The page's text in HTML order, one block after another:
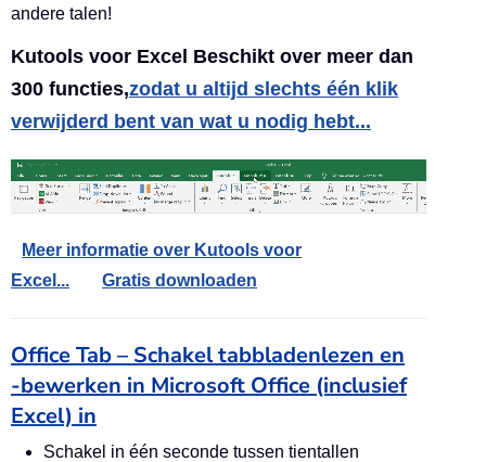
andere talen!
Kutools voor Excel Beschikt over meer dan
300 functies,zodat u altijd slechts één klik
verwijderd bent van wat u nodig hebt...
Meer informatie over Kutools voor
Excel...
Gratis downloaden
Office Tab – Schakel tabbladenlezen en
-bewerken in Microsoft Office (inclusief
Excel) in
Schakel in één seconde tussen tientallen